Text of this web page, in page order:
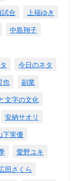
合
上福ゆき
中島翔子
今日のネタ
也
副業
文字の文化
安納サオリ
下実優
愛野ユキ
田さくら